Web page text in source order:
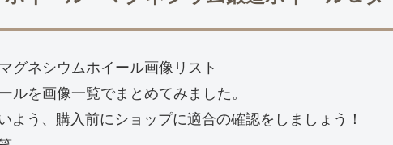
グネシウムホイール画像リスト
ルを画像一覧でまとめてみました。
よう、購入前にショップに適合の確認をしましょう！